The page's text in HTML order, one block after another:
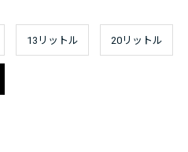
13リットル 20リットル